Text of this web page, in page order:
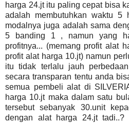
harga 24.jt itu paling cepat bisa
adalah membutuhkan waktu 5
modalnya juga adalah sama
5 banding 1 , namun yang
profitnya... (memang profit alat
profit alat harga 10.jt) namun
itu tidak terlalu jauh
secara transparan tentu anda
semua pembeli alat di
harga 10.jt maka dalam satu
tersebut sebanyak 30.unit
dengan alat harga 24.jt tadi..?